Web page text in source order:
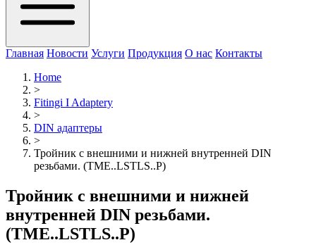
Главная Новости Услуги Продукция О нас Контакты
Home
>
Fitingi I Adaptery
>
DIN адаптеры
>
Тройник с внешними и нижней внутренней DIN
резьбами. (TME..LSTLS..P)
Тройник с внешними и нижней
внутренней DIN резьбами.
(TME..LSTLS..P)